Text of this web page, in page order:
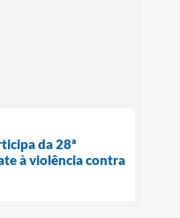
da 28ª
à violência contra